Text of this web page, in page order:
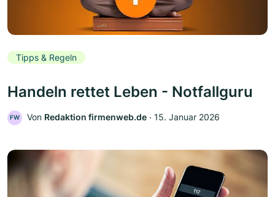
Tipps & Regeln
Handeln rettet Leben - Notfallguru
FW Von Redaktion firmenweb.de ‧ 15. Januar 2026